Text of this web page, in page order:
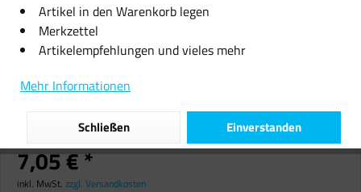
Topline Austria Duftlampe
handbemalt Tischdeko Duft
Aroma Glasschale Teelicht 12cm
7,05 € *
inkl. MwSt. zzgl. Versandkosten
Artikel in den Warenkorb legen
Merkzettel
Artikelempfehlungen und vieles mehr
Mehr Informationen
Einverstanden
Schließen